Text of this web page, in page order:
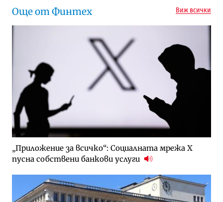
Още от Финтех Виж всички
„Приложение за всичко“: Социалната мрежа X
пусна собствени банкови услуги